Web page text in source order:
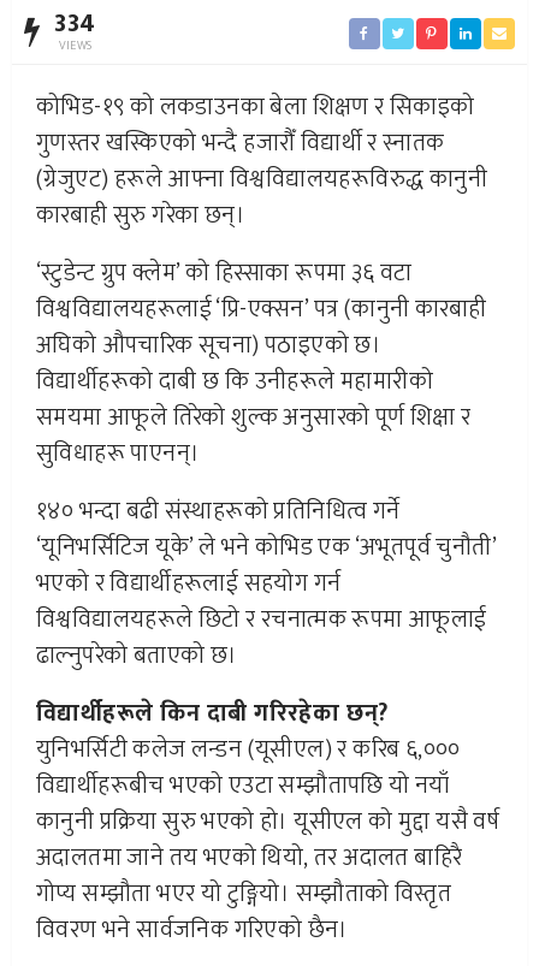
334
VIEWS
कोभिड-१९ को लकडाउनका बेला शिक्षण र सिकाइको
गुणस्तर खस्किएको भन्दै हजारौँ विद्यार्थी र स्नातक
(ग्रेजुएट) हरूले आफ्ना विश्वविद्यालयहरूविरुद्ध कानुनी
कारबाही सुरु गरेका छन्।
‘स्टुडेन्ट ग्रुप क्लेम’ को हिस्साका रूपमा ३६ वटा
विश्वविद्यालयहरूलाई ‘प्रि-एक्सन’ पत्र (कानुनी कारबाही
अघिको औपचारिक सूचना) पठाइएको छ।
विद्यार्थीहरूको दाबी छ कि उनीहरूले महामारीको
समयमा आफूले तिरेको शुल्क अनुसारको पूर्ण शिक्षा र
सुविधाहरू पाएनन्।
१४० भन्दा बढी संस्थाहरूको प्रतिनिधित्व गर्ने
‘यूनिभर्सिटिज यूके’ ले भने कोभिड एक ‘अभूतपूर्व चुनौती’
भएको र विद्यार्थीहरूलाई सहयोग गर्न
विश्वविद्यालयहरूले छिटो र रचनात्मक रूपमा आफूलाई
ढाल्नुपरेको बताएको छ।
विद्यार्थीहरूले किन दाबी गरिरहेका छन्?
युनिभर्सिटी कलेज लन्डन (यूसीएल) र करिब ६,०००
विद्यार्थीहरूबीच भएको एउटा सम्झौतापछि यो नयाँ
कानुनी प्रक्रिया सुरु भएको हो। यूसीएल को मुद्दा यसै वर्ष
अदालतमा जाने तय भएको थियो, तर अदालत बाहिरै
गोप्य सम्झौता भएर यो टुङ्गियो। सम्झौताको विस्तृत
विवरण भने सार्वजनिक गरिएको छैन।